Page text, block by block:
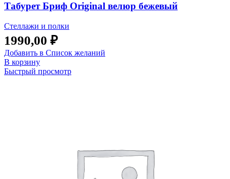
Табурет Бриф Original велюр бежевый
Стеллажи и полки
1990,00 ₽
Добавить в Список желаний
В корзину
Быстрый просмотр